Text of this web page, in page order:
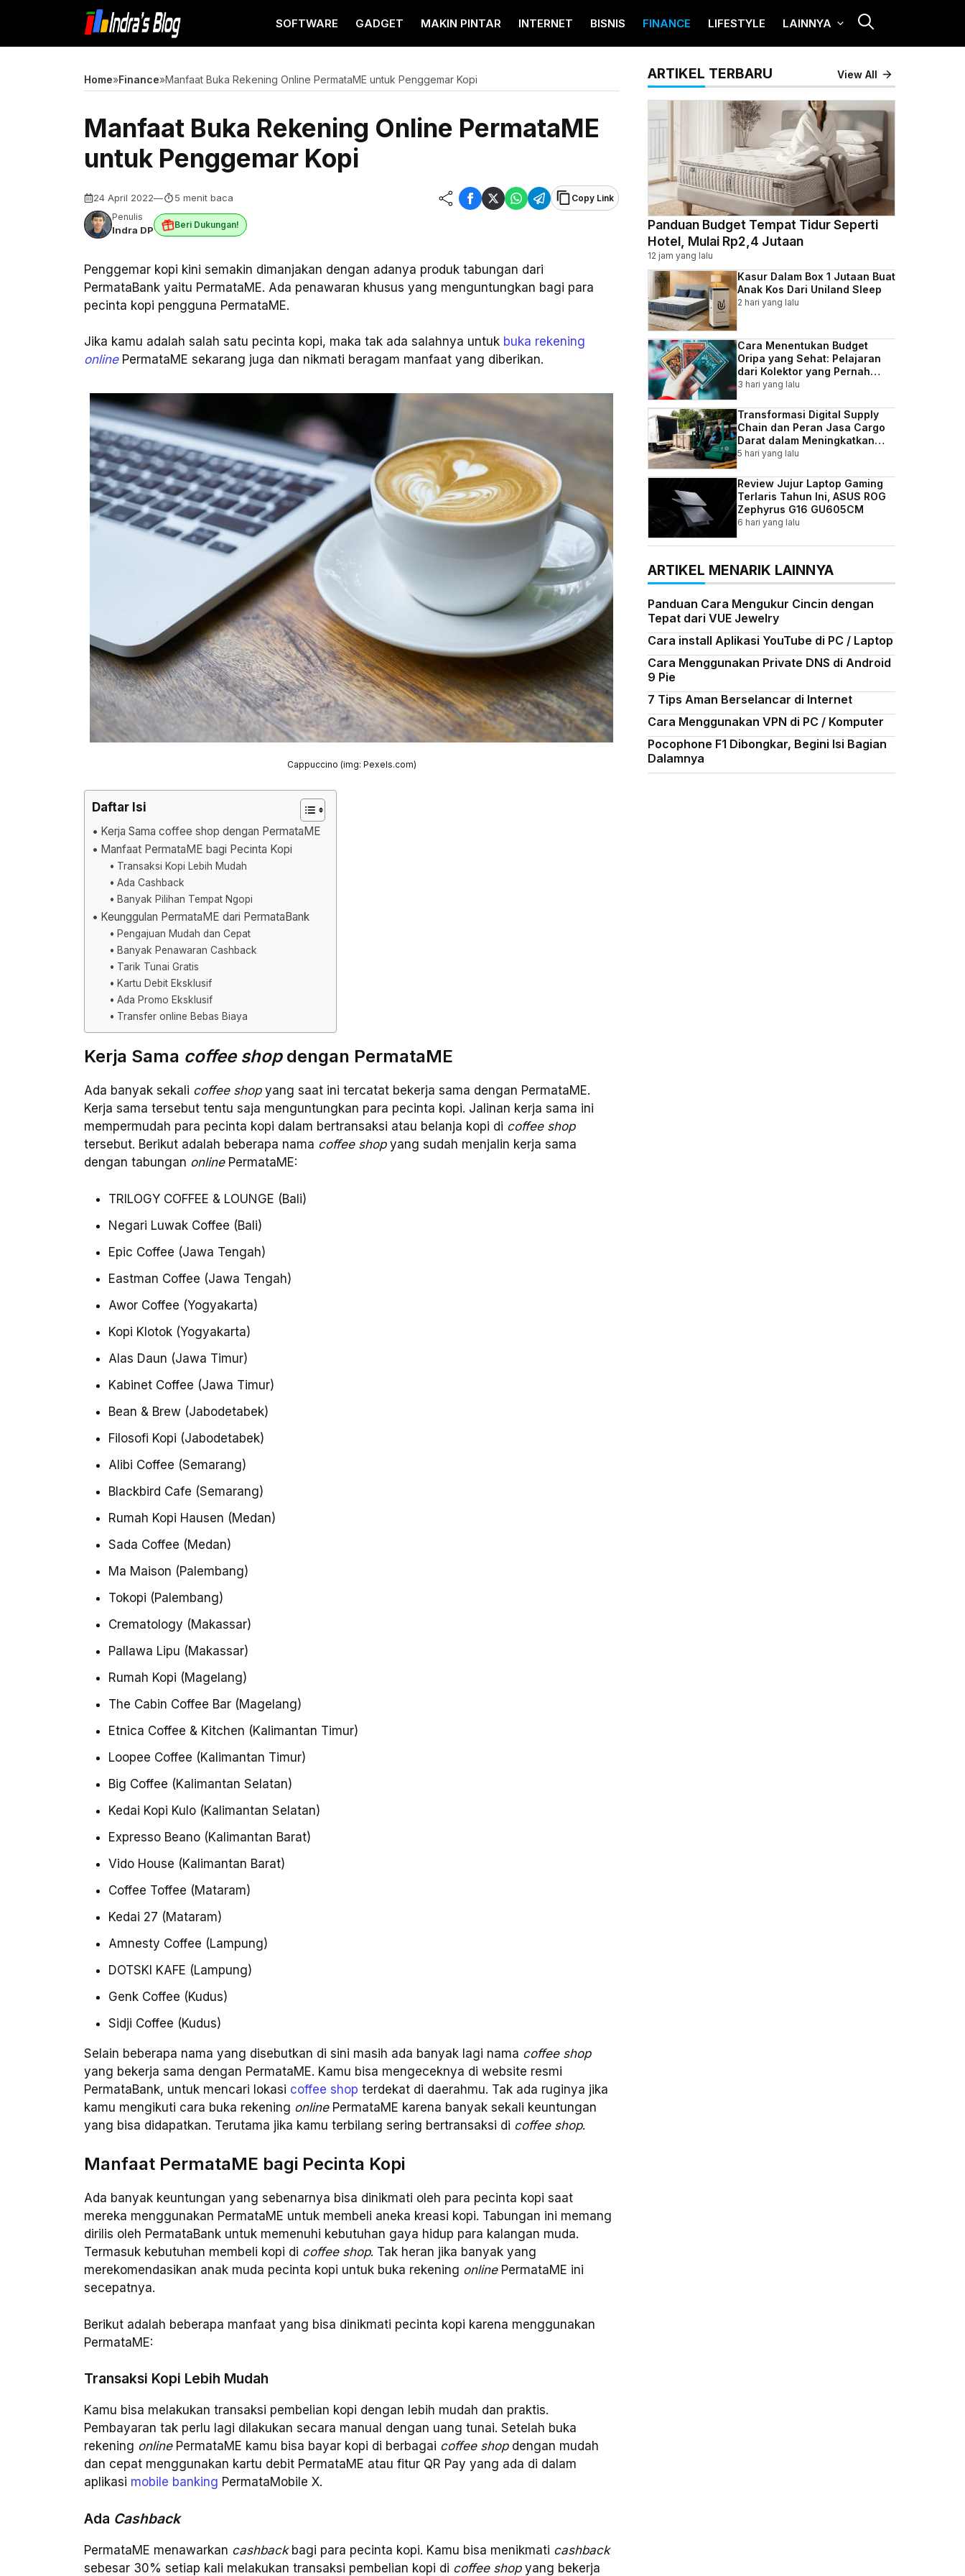
isi
SOFTWARE GADGET MAKIN PINTAR INTERNET BISNIS FINANCE LIFESTYLE LAINNYA
Home»Finance»Manfaat Buka Rekening Online PermataME untuk Penggemar Kopi
Manfaat Buka Rekening Online PermataME
untuk Penggemar Kopi
24 April 2022— 5 menit baca
Copy Link
Penulis
Indra DP Beri Dukungan!
Penggemar kopi kini semakin dimanjakan dengan adanya produk tabungan dari
PermataBank yaitu PermataME. Ada penawaran khusus yang menguntungkan bagi para
pecinta kopi pengguna PermataME.
Jika kamu adalah salah satu pecinta kopi, maka tak ada salahnya untuk buka rekening
onlinePermataME sekarang juga dan nikmati beragam manfaat yang diberikan.
Cappuccino (img: Pexels.com)
Daftar Isi
Kerja Sama coffee shop dengan PermataME
Manfaat PermataME bagi Pecinta Kopi
Transaksi Kopi Lebih Mudah
Ada Cashback
Banyak Pilihan Tempat Ngopi
Keunggulan PermataME dari PermataBank
Pengajuan Mudah dan Cepat
Banyak Penawaran Cashback
Tarik Tunai Gratis
Kartu Debit Eksklusif
Ada Promo Eksklusif
Transfer online Bebas Biaya
Kerja Sama coffee shopdengan PermataME
Ada banyak sekali coffee shopyang saat ini tercatat bekerja sama dengan PermataME.
Kerja sama tersebut tentu saja menguntungkan para pecinta kopi. Jalinan kerja sama ini
mempermudah para pecinta kopi dalam bertransaksi atau belanja kopi di coffee shop
tersebut. Berikut adalah beberapa nama coffee shopyang sudah menjalin kerja sama
dengan tabungan onlinePermataME:
TRILOGY COFFEE & LOUNGE (Bali)
Negari Luwak Coffee (Bali)
Epic Coffee (Jawa Tengah)
Eastman Coffee (Jawa Tengah)
Awor Coffee (Yogyakarta)
Kopi Klotok (Yogyakarta)
Alas Daun (Jawa Timur)
Kabinet Coffee (Jawa Timur)
Bean & Brew (Jabodetabek)
Filosofi Kopi (Jabodetabek)
Alibi Coffee (Semarang)
Blackbird Cafe (Semarang)
Rumah Kopi Hausen (Medan)
Sada Coffee (Medan)
Ma Maison (Palembang)
Tokopi (Palembang)
Crematology (Makassar)
Pallawa Lipu (Makassar)
Rumah Kopi (Magelang)
The Cabin Coffee Bar (Magelang)
Etnica Coffee & Kitchen (Kalimantan Timur)
Loopee Coffee (Kalimantan Timur)
Big Coffee (Kalimantan Selatan)
Kedai Kopi Kulo (Kalimantan Selatan)
Expresso Beano (Kalimantan Barat)
Vido House (Kalimantan Barat)
Coffee Toffee (Mataram)
Kedai 27 (Mataram)
Amnesty Coffee (Lampung)
DOTSKI KAFE (Lampung)
Genk Coffee (Kudus)
Sidji Coffee (Kudus)
Selain beberapa nama yang disebutkan di sini masih ada banyak lagi nama coffee shop
yang bekerja sama dengan PermataME. Kamu bisa mengeceknya di website resmi
PermataBank, untuk mencari lokasi coffee shop terdekat di daerahmu. Tak ada ruginya jika
kamu mengikuti cara buka rekening onlinePermataME karena banyak sekali keuntungan
yang bisa didapatkan. Terutama jika kamu terbilang sering bertransaksi di coffee shop.
Manfaat PermataME bagi Pecinta Kopi
Ada banyak keuntungan yang sebenarnya bisa dinikmati oleh para pecinta kopi saat
mereka menggunakan PermataME untuk membeli aneka kreasi kopi. Tabungan ini memang
dirilis oleh PermataBank untuk memenuhi kebutuhan gaya hidup para kalangan muda.
Termasuk kebutuhan membeli kopi di coffee shop. Tak heran jika banyak yang
merekomendasikan anak muda pecinta kopi untuk buka rekening onlinePermataME ini
secepatnya.
Berikut adalah beberapa manfaat yang bisa dinikmati pecinta kopi karena menggunakan
PermataME:
Transaksi Kopi Lebih Mudah
Kamu bisa melakukan transaksi pembelian kopi dengan lebih mudah dan praktis.
Pembayaran tak perlu lagi dilakukan secara manual dengan uang tunai. Setelah buka
rekening onlinePermataME kamu bisa bayar kopi di berbagai coffee shopdengan mudah
dan cepat menggunakan kartu debit PermataME atau fitur QR Pay yang ada di dalam
aplikasi mobile banking PermataMobile X.
Ada Cashback
PermataME menawarkan cashbackbagi para pecinta kopi. Kamu bisa menikmati cashback
sebesar 30% setiap kali melakukan transaksi pembelian kopi di coffee shopyang bekerja
ARTIKEL TERBARU View All
Panduan Budget Tempat Tidur Seperti
Hotel, Mulai Rp2,4 Jutaan
12 jam yang lalu
Kasur Dalam Box 1 Jutaan Buat
Anak Kos Dari Uniland Sleep
2 hari yang lalu
Cara Menentukan Budget
Oripa yang Sehat: Pelajaran
dari Kolektor yang Pernah
Kebablasan
3 hari yang lalu
Transformasi Digital Supply
Chain dan Peran Jasa Cargo
Darat dalam Meningkatkan
Efisiensi Bisnis Indonesia
5 hari yang lalu
Review Jujur Laptop Gaming
Terlaris Tahun Ini, ASUS ROG
Zephyrus G16 GU605CM
6 hari yang lalu
ARTIKEL MENARIK LAINNYA
Panduan Cara Mengukur Cincin dengan
Tepat dari VUE Jewelry
Cara install Aplikasi YouTube di PC / Laptop
Cara Menggunakan Private DNS di Android
9 Pie
7 Tips Aman Berselancar di Internet
Cara Menggunakan VPN di PC / Komputer
Pocophone F1 Dibongkar, Begini Isi Bagian
Dalamnya